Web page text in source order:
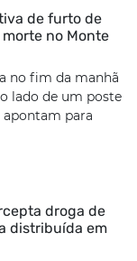
de furto de
no Monte
no fim da manhã
lado de um poste
apontam para
droga de
distribuída em